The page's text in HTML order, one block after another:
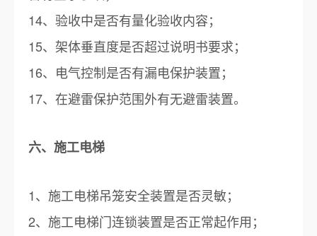
14、验收中是否有量化验收内容；
15、架体垂直度是否超过说明书要求；
16、电气控制是否有漏电保护装置；
17、在避雷保护范围外有无避雷装置。
六、施工电梯
1、施工电梯吊笼安全装置是否灵敏；
2、施工电梯门连锁装置是否正常起作用；